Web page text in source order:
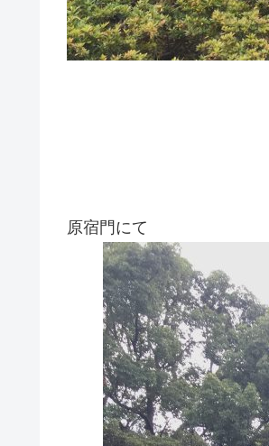
原宿門にて